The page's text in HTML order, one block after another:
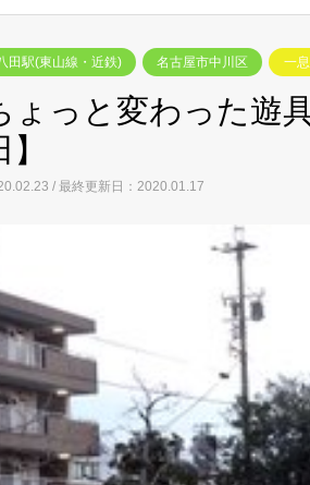
田駅(東山線・近鉄) 名古屋市中川区 一
ょっと変わった遊
】
/ 最終更新日：2020.01.17